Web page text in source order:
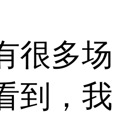
很多场
到，我